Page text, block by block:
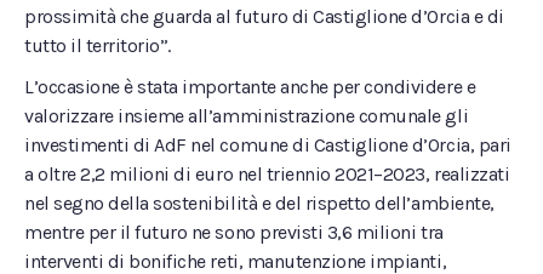
prossimità che guarda al futuro di Castiglione d’Orcia e di
tutto il territorio”.
L’occasione è stata importante anche per condividere e
valorizzare insieme all’amministrazione comunale gli
investimenti di AdF nel comune di Castiglione d’Orcia, pari
a oltre 2,2 milioni di euro nel triennio 2021–2023, realizzati
nel segno della sostenibilità e del rispetto dell’ambiente,
mentre per il futuro ne sono previsti 3,6 milioni tra
interventi di bonifiche reti, manutenzione impianti,